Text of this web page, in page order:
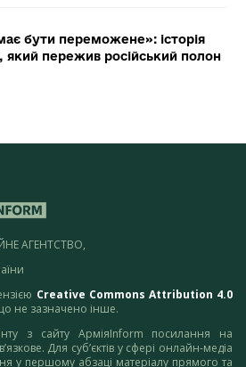
бути переможене»: історія
який пережив російський полон
АГЕНТСТВО,
Creative Commons Attribution 4.0
не зазначено інше.
з сайту АрміяInform посилання на
Для суб’єктів у сфері онлайн-медіа
у першому абзаці матеріалу прямого та